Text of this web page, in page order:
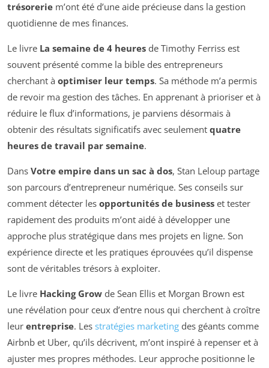
trésorerie m’ont été d’une aide précieuse dans la gestion
quotidienne de mes finances.
Le livre La semaine de 4 heures de Timothy Ferriss est
souvent présenté comme la bible des entrepreneurs
cherchant à optimiser leur temps. Sa méthode m’a permis
de revoir ma gestion des tâches. En apprenant à prioriser et à
réduire le flux d’informations, je parviens désormais à
obtenir des résultats significatifs avec seulement quatre
heures de travail par semaine.
Dans Votre empire dans un sac à dos, Stan Leloup partage
son parcours d’entrepreneur numérique. Ses conseils sur
comment détecter les opportunités de business et tester
rapidement des produits m’ont aidé à développer une
approche plus stratégique dans mes projets en ligne. Son
expérience directe et les pratiques éprouvées qu’il dispense
sont de véritables trésors à exploiter.
Le livre Hacking Grow de Sean Ellis et Morgan Brown est
une révélation pour ceux d’entre nous qui cherchent à croître
leur entreprise. Les stratégies marketing des géants comme
Airbnb et Uber, qu’ils décrivent, m’ont inspiré à repenser et à
ajuster mes propres méthodes. Leur approche positionne le